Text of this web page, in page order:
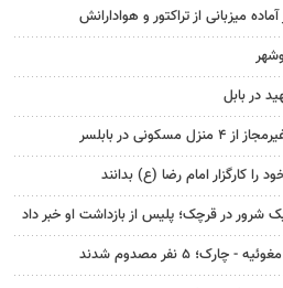
آماده میزبانی از تراکتور و هوادارانش
در بابل
کارگزار امام رضا (ع) بدانند
شرور در قرچک؛ پلیس از بازداشت او خبر داد
۵ نفر مصدوم شدند